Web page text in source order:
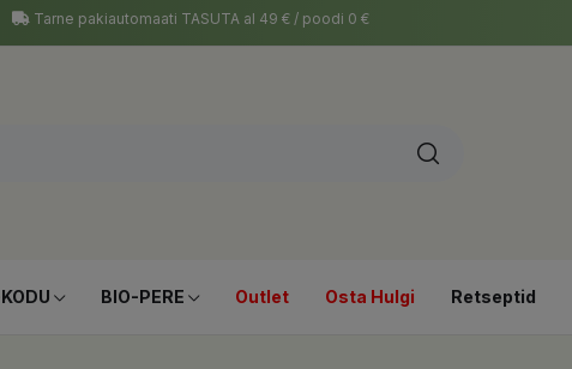
Tarne pakiautomaati TASUTA al 49 € / poodi 0 €
BIO-PERE Outlet Osta Hulgi Retseptid